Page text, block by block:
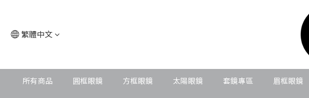
繁體中文
所有商品 圓框眼鏡 方框眼鏡 太陽眼鏡 套鏡專區 眉框眼鏡